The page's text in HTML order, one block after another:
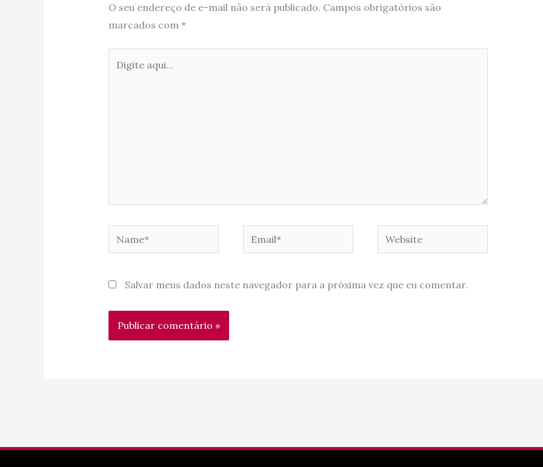
O seu endereço de e-mail não será publicado. Campos obrigatórios são
marcados com *
aqui...
Website
Salvar meus dados neste navegador para a próxima vez que eu comentar.